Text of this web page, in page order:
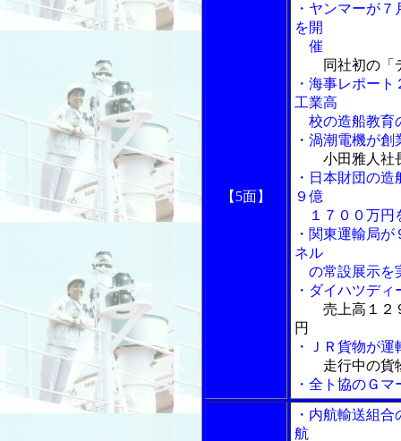
【5面】
・ヤンマーが
を開
催
同社初の「
・海事レポー
工業高
校の造船教育
・渦潮電機が
小田雅人社
・日本財団の
９億
１７００万円
・関東運輸局
ネル
の常設展示を
・ダイハツデ
売上高１２
円
・ＪＲ貨物が
走行中の貨
・全ト協のＧ
・内航輸送組
航